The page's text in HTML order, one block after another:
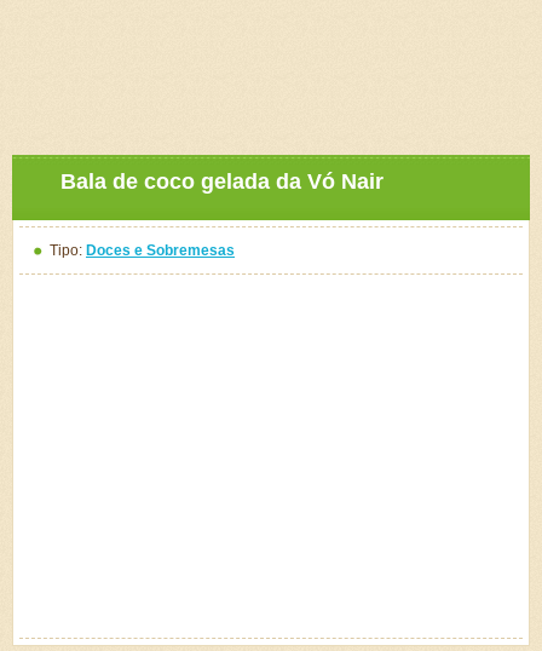
Bala de coco gelada da Vó Nair
Tipo: Doces e Sobremesas